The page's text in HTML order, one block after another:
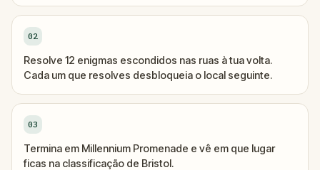
02
Resolve 12 enigmas escondidos nas ruas à tua volta.
Cada um que resolves desbloqueia o local seguinte.
03
Termina em Millennium Promenade e vê em que lugar
ficas na classificação de Bristol.